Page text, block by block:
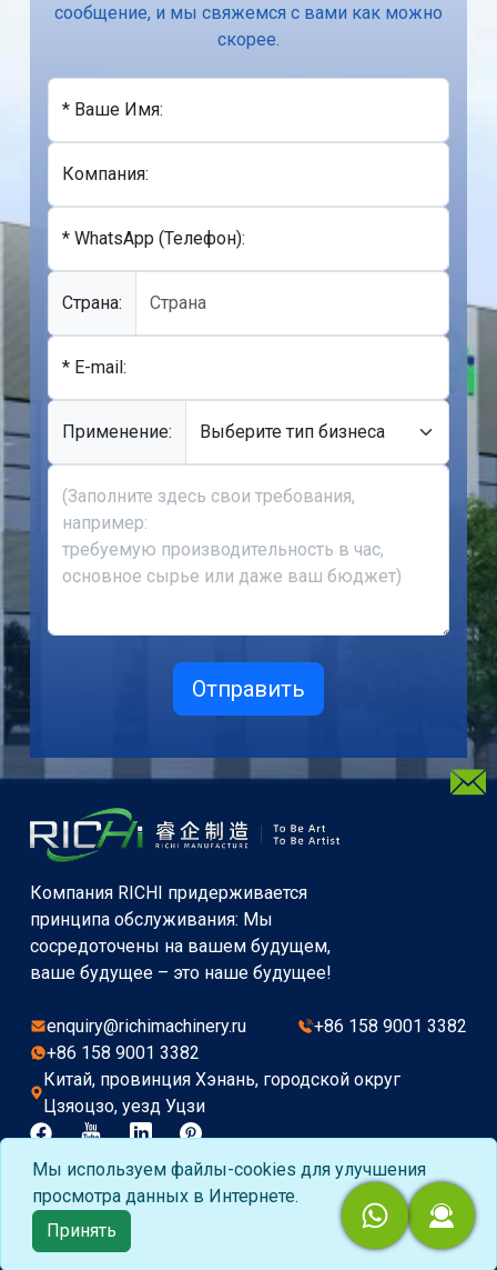
Мы используем файлы-cookies для улучшения
просмотра данных в Интернете.
Принять
сообщение, и мы свяжемся с вами как можно
скорее.
* Ваше Имя:
Компания:
* WhatsApp (Телефон):
Cтрана:
* E-mail:
Применение:
Компания RICHI придерживается
принципа обслуживания: Мы
сосредоточены на вашем будущем,
ваше будущее – это наше будущее!
enquiry@richimachinery.ru
+86 158 9001 3382
+86 158 9001 3382
Китай, провинция Хэнань, городской округ
Цзяоцзо, уезд Уцзи
Copyright©2015-2026 by HENAN RICHI MACHINERY
CO., LTD. All rights reserved.